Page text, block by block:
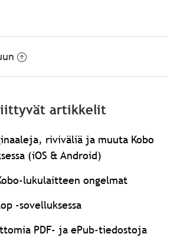
artikkelit
riviväliä ja muuta Kobo
(iOS & Android)
lukulaitteen ongelmat
-sovelluksessa
PDF- ja ePub-tiedostoja